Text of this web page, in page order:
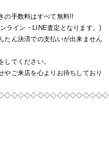
の手数料はすべて無料!!
ライン・LINE査定となります。)
ん決済での支払いが出来ません
してください。
やご来店を心よりお待ちしており